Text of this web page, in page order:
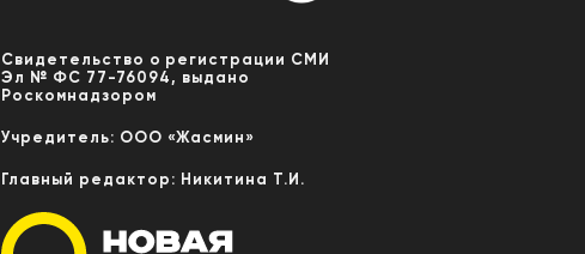
Свидетельство о регистрации СМИ
Эл № ФС 77-76094, выдано
Роскомнадзором
Учредитель: ООО «Жасмин»
Главный редактор: Никитина Т.И.